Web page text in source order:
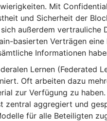
Mit
und Sicherheit der
außerdem vertrauliche
basierten Verträgen
Informationen
Lernen (Federated
Oft arbeiten dazu
zur Verfügung zu
zentral aggregiert und
für alle Beteiligten